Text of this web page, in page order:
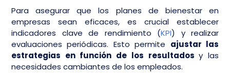
Para asegurar que los planes de bienestar en
empresas sean eficaces, es crucial establecer
indicadores clave de rendimiento (KPI) y realizar
evaluaciones periódicas. Esto permite ajustar las
estrategias en función de los resultadosy las
necesidades cambiantes de los empleados.